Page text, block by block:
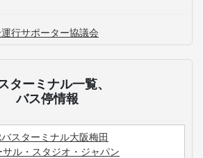
行サポーター協議会
ターミナル一覧、
バス停情報
スターミナル大阪梅田
サル・スタジオ・ジャパン